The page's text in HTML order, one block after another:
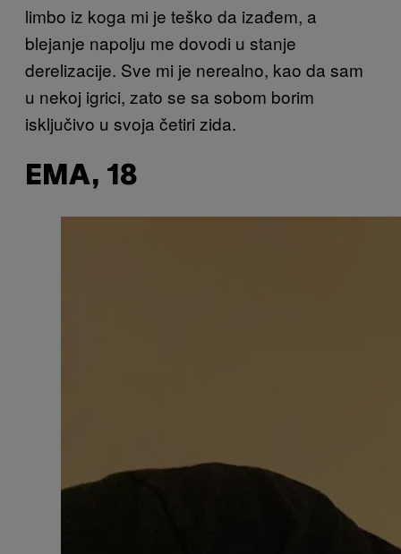
limbo iz koga mi je teško da izađem, a
blejanje napolju me dovodi u stanje
derelizacije. Sve mi je nerealno, kao da sam
u nekoj igrici, zato se sa sobom borim
isključivo u svoja četiri zida.
EMA, 18